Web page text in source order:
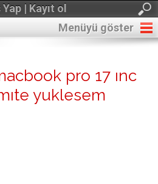
| Kayıt ol
Menüyü göster
pro 17 ınc
yuklesem